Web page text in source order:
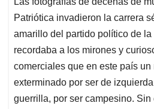
s
A
p
p
b
o
o
k
e
d
I
n
l
a
d
s
Patriótica invadieron la carrera
amarillo del partido político de
recordaba a los mirones y
comerciales que en este país un
exterminado por ser de
guerrilla, por ser campesino.